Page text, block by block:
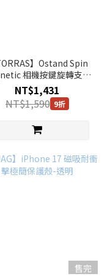
】Ostand Spin
相機按鍵旋轉支架
手機殼 iPhone 17系列
NT$1,431
NT$1,590 9折
售完